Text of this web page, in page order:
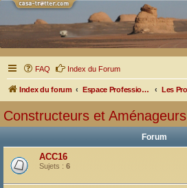
FAQ Index du Forum
Index du forum Espace Professionnel
Constructeurs et Aménageurs
Forum
ACC16
Sujets : 6